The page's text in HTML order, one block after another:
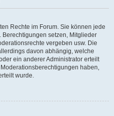
Rechte im Forum. Sie können jede
Berechtigungen setzen, Mitglieder
vergeben usw. Die
davon abhängig, welche
ein anderer Administrator erteilt
haben,
wurde.